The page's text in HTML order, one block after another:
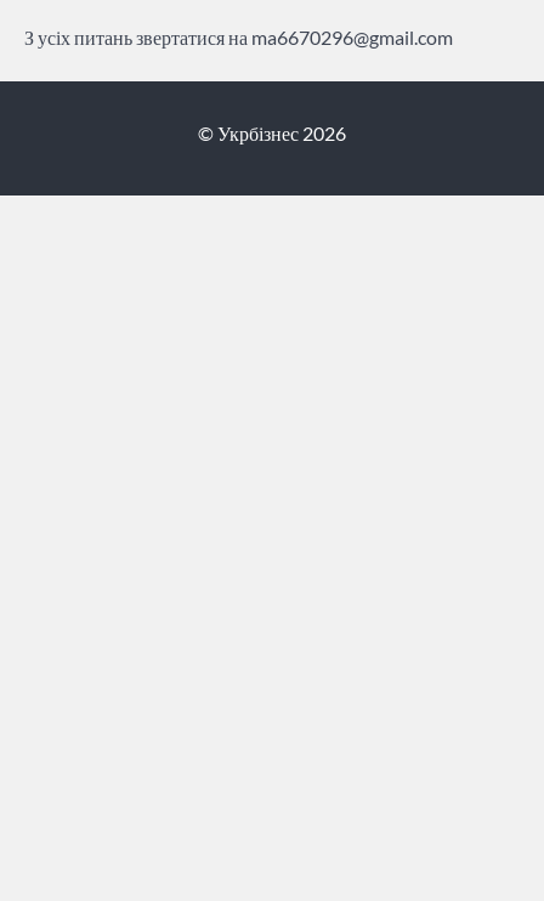
З усіх питань звертатися на ma6670296@gmail.com
© Укрбізнес 2026